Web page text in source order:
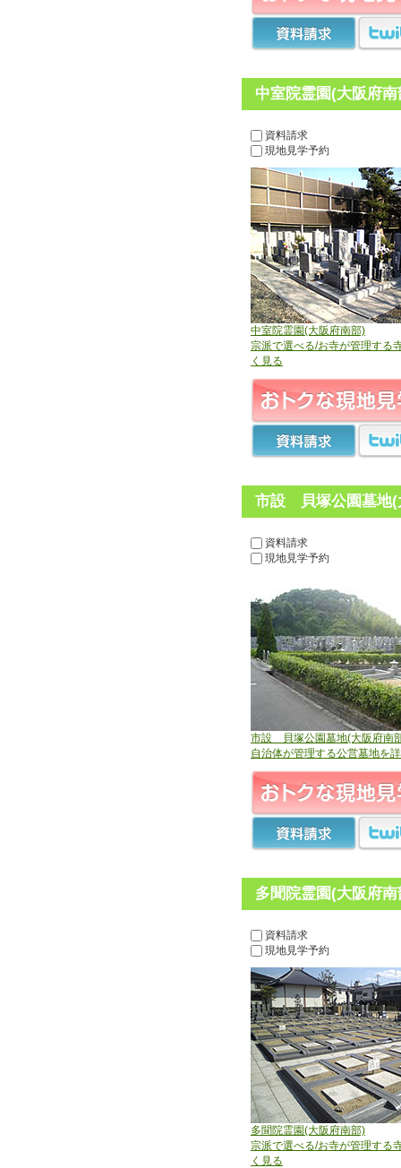
中室院霊園(大阪府
資料請求
現地見学予約
中室院霊園(大阪府南部)
宗派で選べる/お寺が管理する
く見る
市設 貝塚公園墓地(
資料請求
現地見学予約
市設 貝塚公園墓地(大阪府南
自治体が管理する公営墓地を
多聞院霊園(大阪府
資料請求
現地見学予約
多聞院霊園(大阪府南部)
宗派で選べる/お寺が管理する
く見る